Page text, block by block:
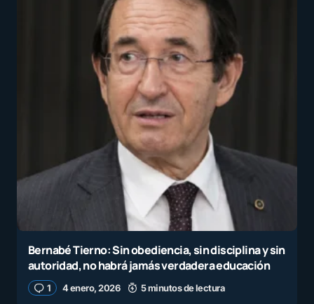
Bernabé Tierno: Sin obediencia, sin disciplina y sin
autoridad, no habrá jamás verdadera educación
1 4 enero, 2026 5 minutos de lectura